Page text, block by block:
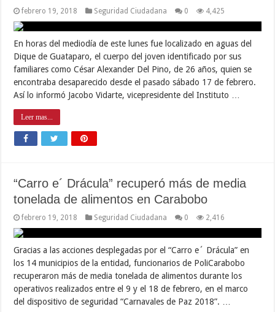
febrero 19, 2018 Seguridad Ciudadana 0 4,425
En horas del mediodía de este lunes fue localizado en aguas del
Dique de Guataparo, el cuerpo del joven identificado por sus
familiares como César Alexander Del Pino, de 26 años, quien se
encontraba desaparecido desde el pasado sábado 17 de febrero.
Así lo informó Jacobo Vidarte, vicepresidente del Instituto …
Leer mas...
“Carro e´ Drácula” recuperó más de media
tonelada de alimentos en Carabobo
febrero 19, 2018 Seguridad Ciudadana 0 2,416
Gracias a las acciones desplegadas por el “Carro e´ Drácula” en
los 14 municipios de la entidad, funcionarios de PoliCarabobo
recuperaron más de media tonelada de alimentos durante los
operativos realizados entre el 9 y el 18 de febrero, en el marco
del dispositivo de seguridad “Carnavales de Paz 2018”. …